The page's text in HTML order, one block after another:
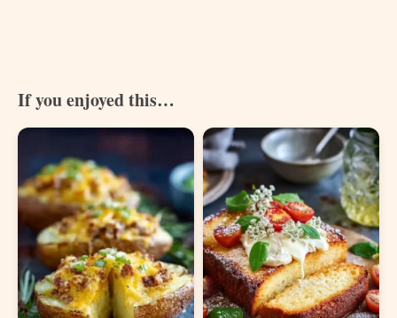
If you enjoyed this…